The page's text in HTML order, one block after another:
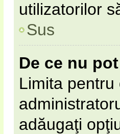
utilizatorilor
Sus
De ce nu
Limita
adăugaţi